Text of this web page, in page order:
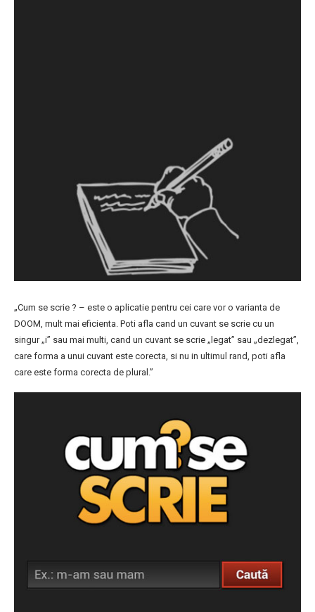
„Cum se scrie ? – este o aplicatie pentru cei care vor o varianta de
DOOM, mult mai eficienta. Poti afla cand un cuvant se scrie cu un
singur „i” sau mai multi, cand un cuvant se scrie „legat” sau „dezlegat”,
care forma a unui cuvant este corecta, si nu in ultimul rand, poti afla
care este forma corecta de plural.”